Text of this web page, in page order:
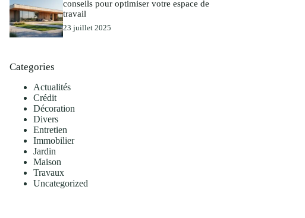
conseils pour optimiser votre espace de
travail
23 juillet 2025
Categories
Actualités
Crédit
Décoration
Divers
Entretien
Immobilier
Jardin
Maison
Travaux
Uncategorized